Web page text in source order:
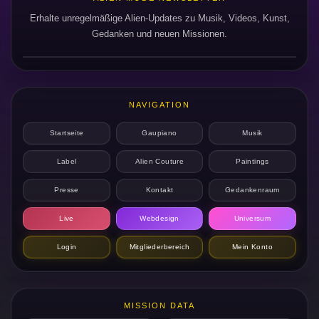
NAVIGATION
Startseite Gaupiano Musik
Label Alien Couture Paintings
Presse Kontakt Gedankenraum
Live Webdesign Universum
Login Mitgliederbereich Mein Konto
Erhalte unregelmäßige Alien-Updates zu Musik, Videos, Kunst,
Gedanken und neuen Missionen.
MISSION DATA